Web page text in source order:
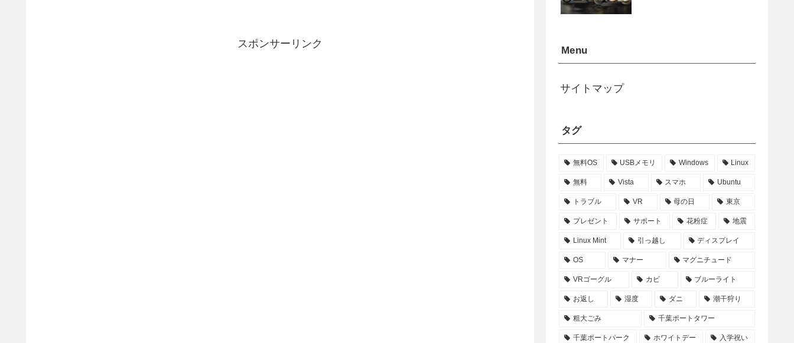
スポンサーリンク
Menu
サイトマップ
タグ
無料OS USBメモリ Windows Linux
無料 Vista スマホ Ubuntu
トラブル VR 母の日 東京
プレゼント サポート 花粉症 地震
Linux Mint 引っ越し ディスプレイ
OS マナー マグニチュード
VRゴーグル カビ ブルーライト
お返し 湿度 ダニ 潮干狩り
粗大ごみ 千葉ポートタワー
千葉ポートパーク ホワイトデー 入学祝い